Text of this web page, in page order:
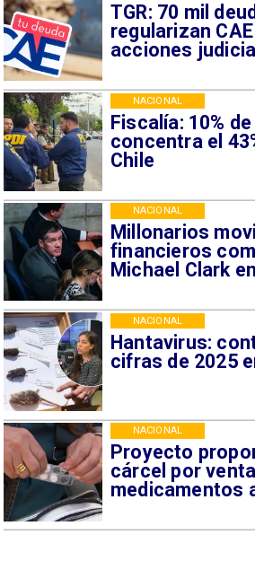
TGR: 70 mil
regularizan
acciones
Fiscalía: 10%
concentra el
Chile
NACIONAL
Millonarios
financieros
Michael Clark
NACIONAL
Hantavirus:
cifras de 2025
NACIONAL
Proyecto
cárcel por
medicamentos
NACIONAL